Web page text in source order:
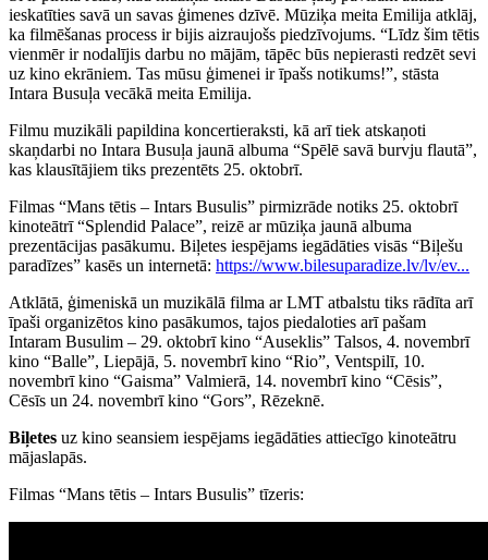
ieskatīties savā un savas ģimenes dzīvē. Mūziķa meita Emilija atklāj,
ka filmēšanas process ir bijis aizraujošs piedzīvojums. “Līdz šim tētis
vienmēr ir nodalījis darbu no mājām, tāpēc būs nepierasti redzēt sevi
uz kino ekrāniem. Tas mūsu ģimenei ir īpašs notikums!”, stāsta
Intara Busuļa vecākā meita Emilija.
Filmu muzikāli papildina koncertieraksti, kā arī tiek atskaņoti
skaņdarbi no Intara Busuļa jaunā albuma “Spēlē savā burvju flautā”,
kas klausītājiem tiks prezentēts 25. oktobrī.
Filmas “Mans tētis – Intars Busulis” pirmizrāde notiks 25. oktobrī
kinoteātrī “Splendid Palace”, reizē ar mūziķa jaunā albuma
prezentācijas pasākumu. Biļetes iespējams iegādāties visās “Biļešu
paradīzes” kasēs un internetā: https://www.bilesuparadize.lv/lv/ev...
Atklātā, ģimeniskā un muzikālā filma ar LMT atbalstu tiks rādīta arī
īpaši organizētos kino pasākumos, tajos piedaloties arī pašam
Intaram Busulim – 29. oktobrī kino “Auseklis” Talsos, 4. novembrī
kino “Balle”, Liepājā, 5. novembrī kino “Rio”, Ventspilī, 10.
novembrī kino “Gaisma” Valmierā, 14. novembrī kino “Cēsis”,
Cēsīs un 24. novembrī kino “Gors”, Rēzeknē.
Biļetes uz kino seansiem iespējams iegādāties attiecīgo kinoteātru
mājaslapās.
Filmas “Mans tētis – Intars Busulis” tīzeris: